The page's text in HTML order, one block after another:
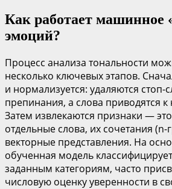
Как работает машинное
эмоций?
Процесс анализа тональности
несколько ключевых этапов.
и нормализуется: удаляются стоп-
препинания, а слова приводятся
Затем извлекаются признаки —
отдельные слова, их сочетания
векторные представления. На
обученная модель
заданным категориям, часто
числовую оценку уверенности в